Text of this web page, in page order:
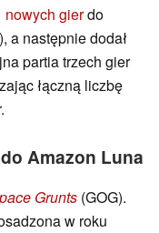
nowych gierdo
a następnie dodał
partia trzech gier
łączną liczbę
Amazon Luna
Grunts (GOG).
w roku